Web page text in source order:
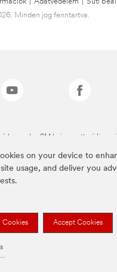
on your device to
usage, and deliver you
Cookies Accept Cookies
Minden jog fenntartva.
a 3M bejegyzett védjegyei.